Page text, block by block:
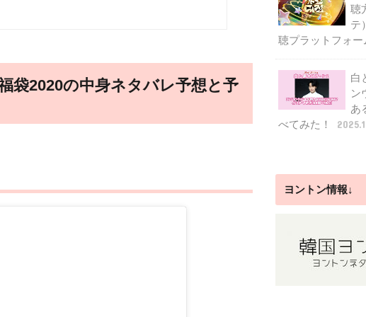
袋2020の中身ネタバレ予想と予
聴
テ
聴プラットフォー
白
ン
あ
べてみた！
ヨントン情報↓